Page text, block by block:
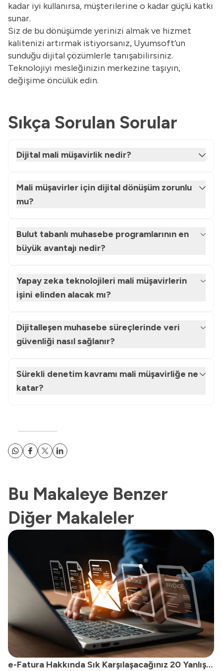
kadar iyi kullanırsa, müşterilerine o kadar güçlü katkı
sunar.
Siz de bu dönüşümde yerinizi almak ve hizmet
kalitenizi artırmak istiyorsanız, Uyumsoft’un
sunduğu dijital çözümlerle tanışabilirsiniz.
Teknolojiyi mesleğinizin merkezine taşıyın,
değişime öncülük edin.
Sıkça Sorulan Sorular
Dijital mali müşavirlik nedir?
Mali müşavirler için dijital dönüşüm zorunlu
mu?
Bulut tabanlı muhasebe programlarının en
büyük avantajı nedir?
Yapay zeka teknolojileri mali müşavirlerin
işini elinden alacak mı?
Dijitalleşen muhasebe süreçlerinde veri
güvenliği nasıl sağlanır?
Sürekli denetim kavramı mali müşavirliğe ne
katar?
Bu Makaleye Benzer
Diğer Makaleler
e-Fatura Hakkında Sık Karşılaşacağınız 20 Yanlış